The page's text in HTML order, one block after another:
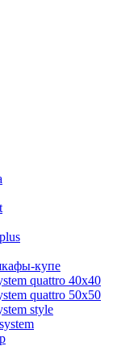
купе
quattro 40x40
quattro 50x50
style